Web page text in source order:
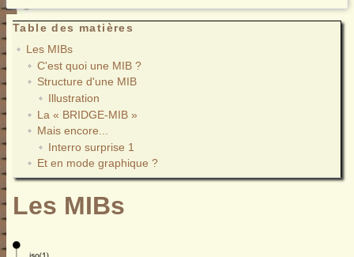
Table des matières
Les MIBs
C'est quoi une MIB ?
Structure d'une MIB
Illustration
La « BRIDGE-MIB »
Mais encore...
Interro surprise 1
Et en mode graphique ?
Les MIBs